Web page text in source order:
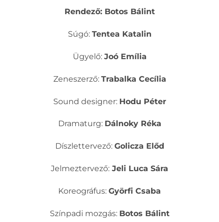
Rendező: Botos Bálint
Súgó: Tentea Katalin
Ügyelő: Joó Emília
Zeneszerző: Trabalka Cecília
Sound designer: Hodu Péter
Dramaturg: Dálnoky Réka
Díszlettervező: Golicza Előd
Jelmeztervező: Jeli Luca Sára
Koreográfus: Györfi Csaba
Színpadi mozgás: Botos Bálint